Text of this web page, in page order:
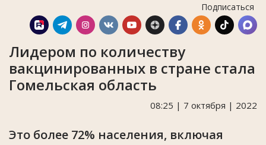
Подписаться
Лидером по количеству
вакцинированных в стране стала
Гомельская область
08:25 | 7 октября | 2022
Это более 72% населения, включая